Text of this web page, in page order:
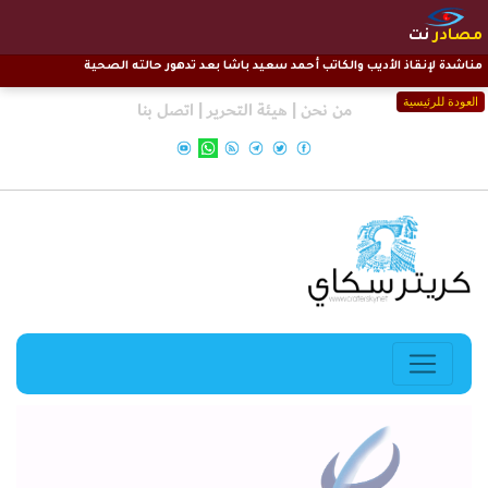
مصادرنت
العودة للرئيسية
مناشدة لإنقاذ الأديب والكاتب أحمد سعيد باشا بعد تدهور حالته الصحية